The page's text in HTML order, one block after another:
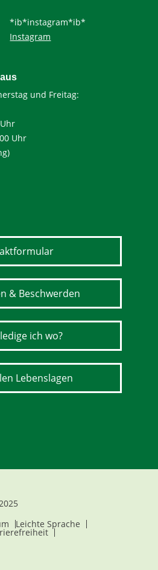
*ib*instagram*ib*
Instagram
und Freitag:
Uhr
& Beschwerden
ich wo?
Lebenslagen
Leichte Sprache